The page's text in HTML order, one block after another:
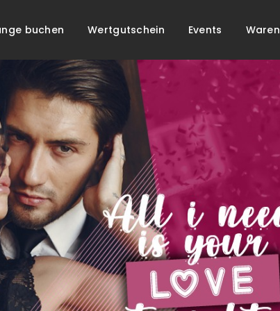
buchen Wertgutschein Events